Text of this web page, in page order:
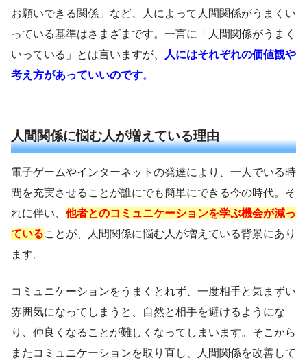
お願いできる関係」など、人によって人間関係がうまくい
っている基準はさまざまです。一言に「人間関係がうまく
いっている」とは言いますが、
人にはそれぞれの価値観や
考え方があっていいのです。
人間関係に悩む人が増えている理由
電子ゲームやインターネットの発達により、一人でいる時
間を充実させることが誰にでも簡単にできる今の時代。そ
れに伴い、 他者とのコミュニケーションを学ぶ機会が減っ
ていることが、人間関係に悩む人が増えている背景にあり
ます。
コミュニケーションをうまくとれず、一度相手と気まずい
雰囲気になってしまうと、自然と相手を避けるようにな
り、仲良くなることが難しくなってしまいます。そこから
またコミュニケーションを取り直し、人間関係を改善して